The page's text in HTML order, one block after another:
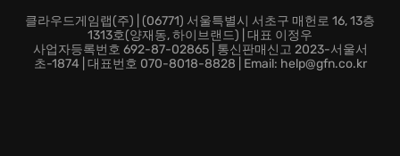
데이터 걱정 없이, 언제 어디서든 오프라인으로 플레이할
수 있습니다.
망설이지 마세요! 지금 바로 Bloons TD 6에 합류하여, 당
클라우드게임랩(주) | (06771) 서울특별시 서초구 매헌로 16, 13층
1313호(양재동, 하이브랜드) | 대표 이정우
사업자등록번호 692-87-02865 | 통신판매신고 2023-서울서
초-1874 | 대표번호 070-8018-8828 | Email: help@gfn.co.kr